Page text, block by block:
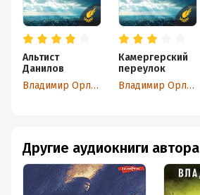
Альтист
Данилов
Владимир Орлов
Камергерский
переулок
Владимир Орлов
Другие аудиокниги автора